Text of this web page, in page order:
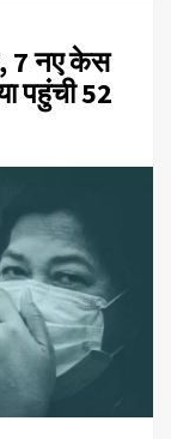
7 नए केस
पहुंची 52